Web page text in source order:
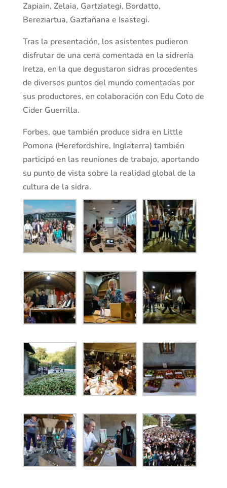
Zapiain, Zelaia, Gartziategi, Bordatto,
Bereziartua, Gaztañana e Isastegi.
Tras la presentación, los asistentes pudieron
disfrutar de una cena comentada en la sidrería
Iretza, en la que degustaron sidras procedentes
de diversos puntos del mundo comentadas por
sus productores, en colaboración con Edu Coto de
Cider Guerrilla.
Forbes, que también produce sidra en Little
Pomona (Herefordshire, Inglaterra) también
participó en las reuniones de trabajo, aportando
su punto de vista sobre la realidad global de la
cultura de la sidra.